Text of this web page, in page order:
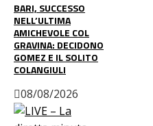
BARI, SUCCESSO
NELL’ULTIMA
AMICHEVOLE COL
GRAVINA: DECIDONO
GOMEZ E IL SOLITO
COLANGIULI
08/08/2026